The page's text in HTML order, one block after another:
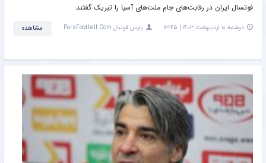
فوتسال ایران در رقابت‌های جام ملت‌های آسیا را تبریک گفتند.
دوشنبه ۱۰ اردیبهشت ۱۴۰۳ | ۱۳:۴۵ پارس فوتبال ParsFootball.Com مشاهده